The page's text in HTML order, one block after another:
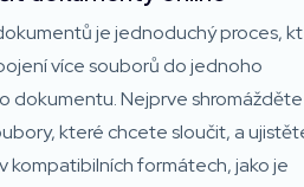
je jednoduchý proces,
více souborů do jednoho
dokumentu. Nejprve shromážděte
které chcete sloučit, a
kompatibilních formátech, jako je